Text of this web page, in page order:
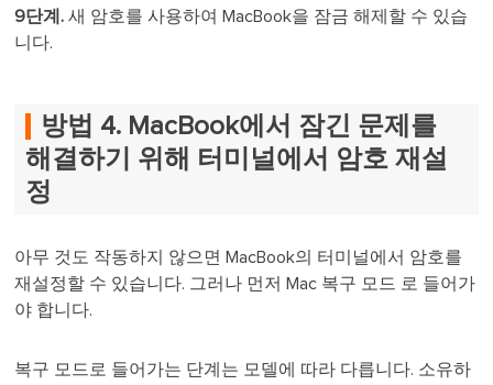
9단계. 새 암호를 사용하여 MacBook을 잠금 해제할 수 있습
니다.
방법 4. MacBook에서 잠긴 문제를
해결하기 위해 터미널에서 암호 재설
정
아무 것도 작동하지 않으면 MacBook의 터미널에서 암호를
재설정할 수 있습니다. 그러나 먼저 Mac 복구 모드 로 들어가
야 합니다.
복구 모드로 들어가는 단계는 모델에 따라 다릅니다. 소유하